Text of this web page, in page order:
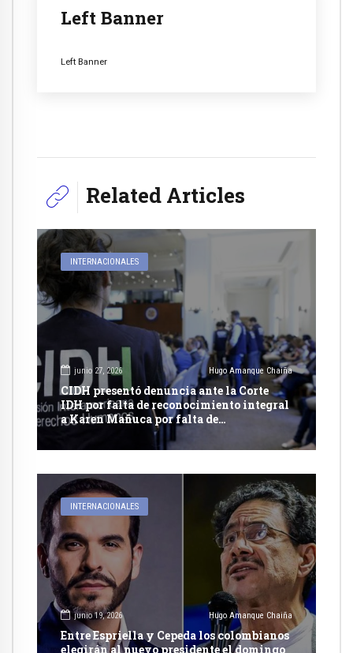
Left Banner
Left Banner
Related Articles
INTERNACIONALES
junio 27, 2026 Hugo Amanque Chaiña
CIDH presentó denuncia ante la Corte
IDH por falta de reconocimiento integral
a Karen Mañuca por falta de
reconocimiento integral a su identidad
de genero
INTERNACIONALES
junio 19, 2026 Hugo Amanque Chaiña
Entre Espriella y Cepeda los colombianos
elegirán al nuevo presidente el domingo